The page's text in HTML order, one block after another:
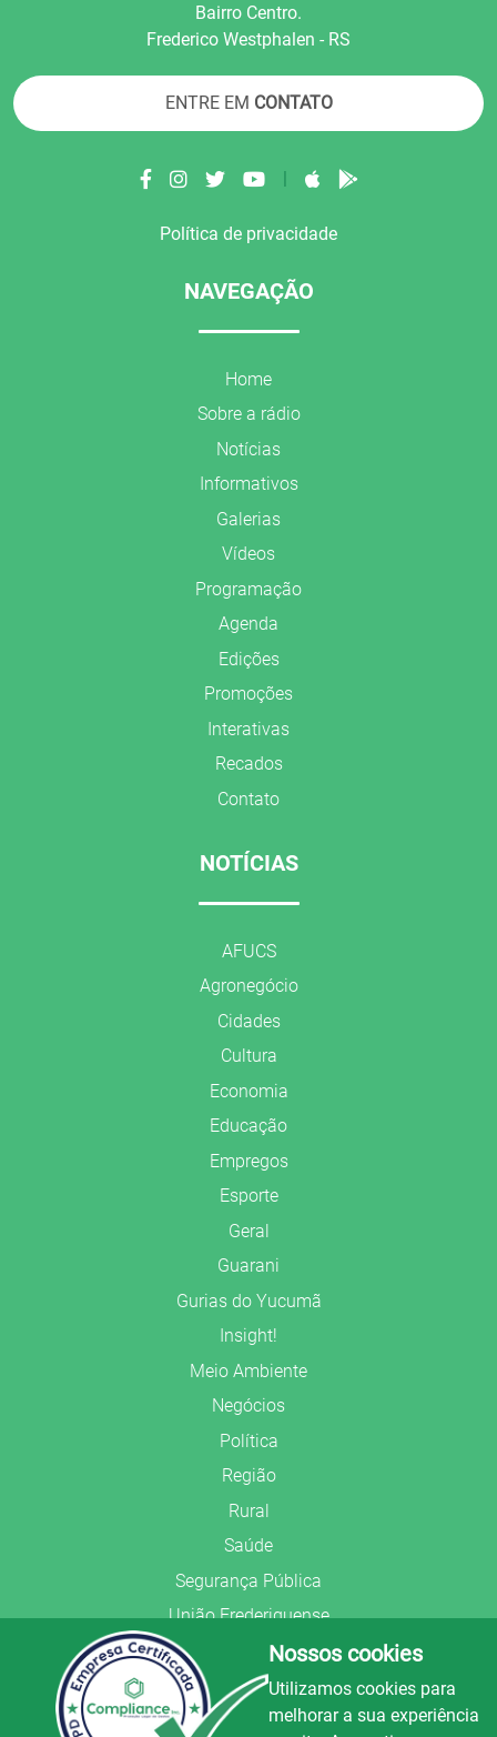
Bairro Centro.
Frederico Westphalen - RS
ENTRE EM CONTATO
Política de privacidade
NAVEGAÇÃO
Home
Sobre a rádio
Notícias
Informativos
Galerias
Vídeos
Programação
Agenda
Edições
Promoções
Interativas
Recados
Contato
NOTÍCIAS
AFUCS
Agronegócio
Cidades
Cultura
Economia
Educação
Empregos
Esporte
Geral
Guarani
Gurias do Yucumã
Insight!
Meio Ambiente
Negócios
Política
Região
Rural
Saúde
Segurança Pública
União Frederiquense
Nossos cookies
Utilizamos cookies para
melhorar a sua experiência